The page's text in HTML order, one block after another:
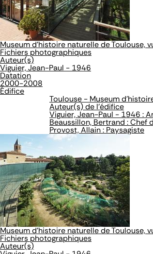
Museum d'histoire naturelle de Toulouse,
Fichiers photographiques
Auteur(s)
Viguier, Jean-Paul - 1946
Datation
2000-2008
Édifice
Toulouse - Museum
Auteur(s) de l'édifice
Viguier, Jean-Paul - 1946 :
Beaussillon, Bertrand : Chef
Provost, Allain : Paysagiste
Museum d'histoire naturelle de Toulouse,
Fichiers photographiques
Auteur(s)